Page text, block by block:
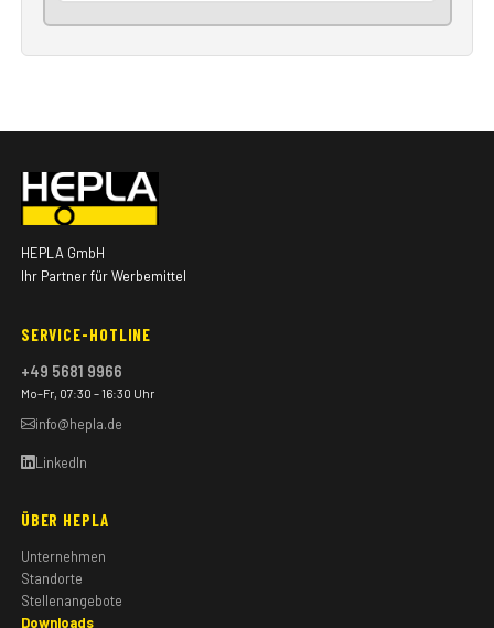
HEPLA GmbH
Ihr Partner für Werbemittel
SERVICE-HOTLINE
+49 5681 9966
Mo–Fr, 07:30 – 16:30 Uhr
info@hepla.de
LinkedIn
ÜBER HEPLA
Unternehmen
Standorte
Stellenangebote
Downloads